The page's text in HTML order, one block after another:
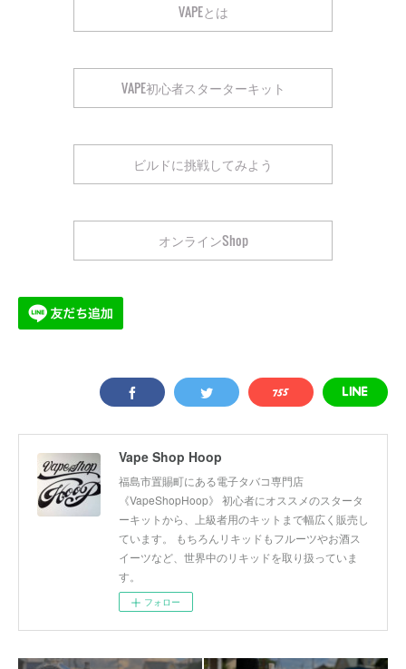
VAPEとは
VAPE初心者スターターキット
ビルドに挑戦してみよう
オンラインShop
Vape Shop Hoop
福島市置賜町にある電子タバコ専門店
《VapeShopHoop》 初心者にオススメのスタータ
ーキットから、上級者用のキットまで幅広く販売し
ています。 もちろんリキッドもフルーツやお酒ス
イーツなど、世界中のリキッドを取り扱っていま
す。
フォロー